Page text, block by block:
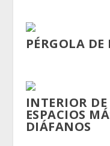
PÉRGOLA
INTERIOR
ESPACIOS
DIÁFANOS